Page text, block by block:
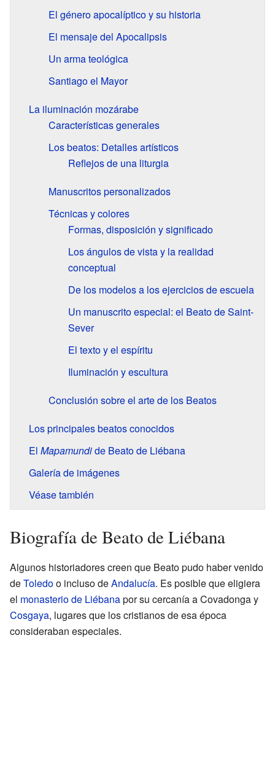
El género apocalíptico y su historia
El mensaje del Apocalipsis
Un arma teológica
Santiago el Mayor
La iluminación mozárabe
Características generales
Los beatos: Detalles artísticos
Reflejos de una liturgia
Manuscritos personalizados
Técnicas y colores
Formas, disposición y significado
Los ángulos de vista y la realidad
conceptual
De los modelos a los ejercicios de escuela
Un manuscrito especial: el Beato de Saint-
Sever
El texto y el espíritu
Iluminación y escultura
Conclusión sobre el arte de los Beatos
Los principales beatos conocidos
El Mapamundide Beato de Liébana
Galería de imágenes
Véase también
Biografía de Beato de Liébana
Algunos historiadores creen que Beato pudo haber venido
deToledoo incluso deAndalucía. Es posible que eligiera
el monasterio de Liébanapor su cercanía a Covadonga y
Cosgaya, lugares que los cristianos de esa época
consideraban especiales.